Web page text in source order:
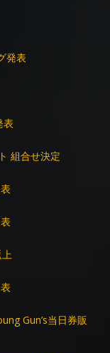
発表
表
組合せ決定
Gun’s当日券販